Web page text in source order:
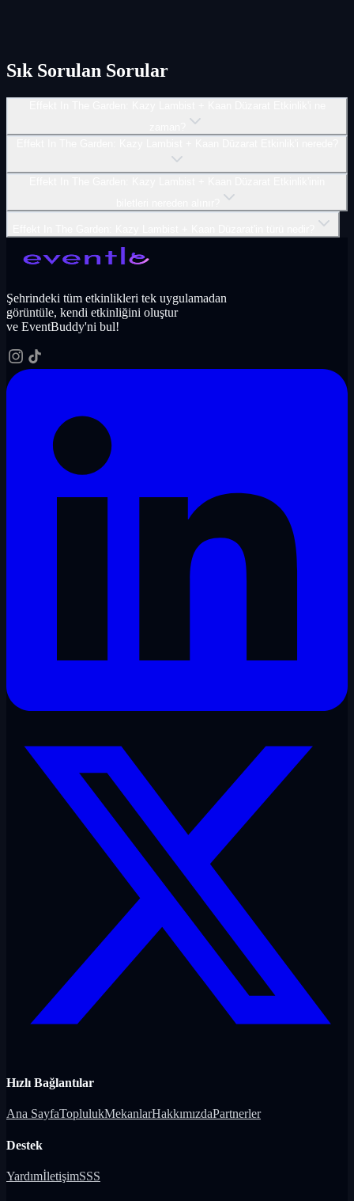
Sık Sorulan Sorular
Şehrindeki tüm etkinlikleri tek uygulamadan
görüntüle, kendi etkinliğini oluştur
ve EventBuddy'ni bul!
Hızlı Bağlantılar
Ana SayfaToplulukMekanlarHakkımızdaPartnerler
Destek
YardımİletişimSSS